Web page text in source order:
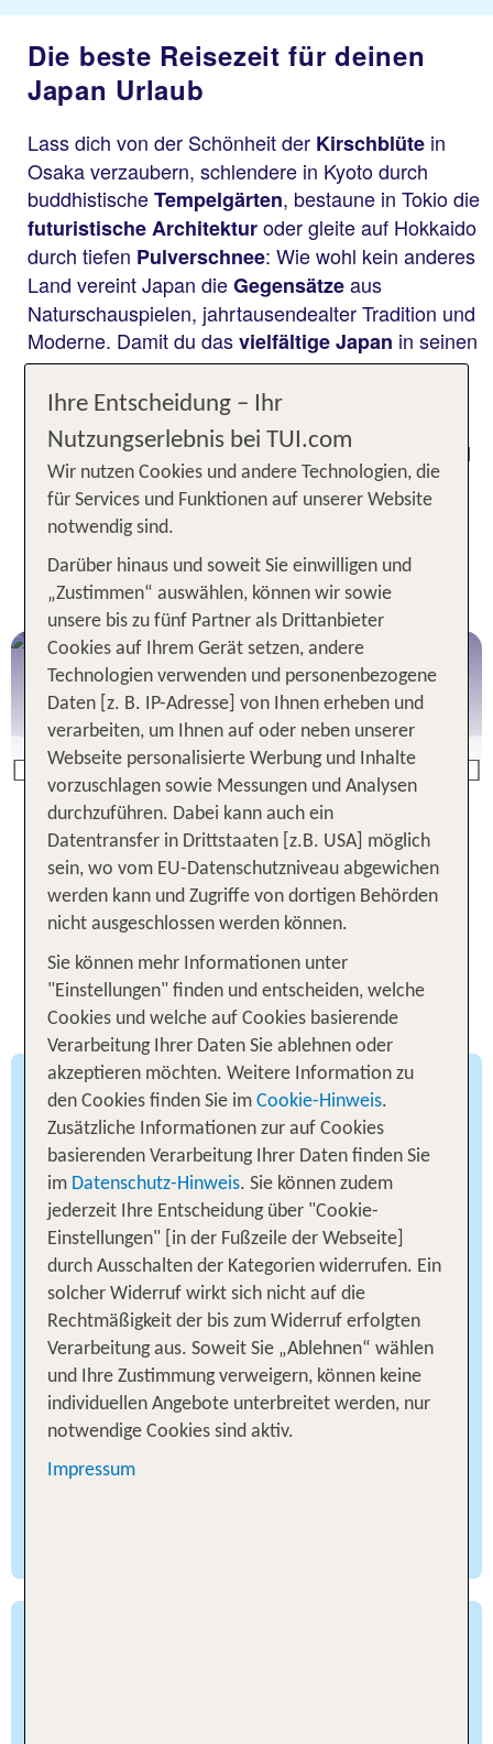
Die beste Reisezeit für deinen
Japan Urlaub
Lass dich von der Schönheit der Kirschblüte in
Osaka verzaubern, schlendere in Kyoto durch
buddhistischeTempelgärten, bestaune in Tokio die
futuristische Architekturoder gleite auf Hokkaido
durch tiefen Pulverschnee: Wie wohl kein anderes
Land vereint Japan dieGegensätzeaus
Naturschauspielen, jahrtausendealter Tradition und
Moderne. Damit du dasvielfältige Japan in seinen
schönsten Facetten erleben kannst, kommt es auf
denZeitpunktdeines Trips ins „Land der
aufgehenden Sonne“ an. Erfahre, welches die
beste Reisezeitfür den Japan Urlaub deiner Wahl
ist!
Dein direkter Weg zum perfekten
Japan Urlaub
Previous
Japan Urlaub
Zu den Angeboten
Tipps und Informationen zur
besten Reisezeit nach Japan
Japanische Klimavielfalt
Als Inselstaat im Pazifischen Ozean umfasst
Japan mehrere Klimazonen. Im Norden, etwa auf
Hokkaido, erwarten dich lange, schneereiche
Winter mit Temperaturen weit unter dem
Gefrierpunkt und recht milde, trockene Sommer.
Auf den zentral gelegenen Hauptinseln Honshu,
Shikoku und Kyushu herrscht feucht-
subtropisches Klima, das heiße, schwüle Sommer
und milde Winter mit sich bringt. Weiter
südwestlich, auf den Nansei-Inseln wie Okinawa,
findest du das ganze Jahr über eine hohe
Luftfeuchtigkeit und warme Temperaturen
vor. Auch Meeresströmungen wie der warme
Ihre Entscheidung – Ihr
Nutzungserlebnis bei TUI.com
Wir nutzen Cookies und andere Technologien, die
für Services und Funktionen auf unserer Website
notwendig sind.
Darüber hinaus und soweit Sie einwilligen und
„Zustimmen“ auswählen, können wir sowie
unsere bis zu fünf Partner als Drittanbieter
Cookies auf Ihrem Gerät setzen, andere
Technologien verwenden und personenbezogene
Daten [z. B. IP-Adresse] von Ihnen erheben und
verarbeiten, um Ihnen auf oder neben unserer
Webseite personalisierte Werbung und Inhalte
vorzuschlagen sowie Messungen und Analysen
durchzuführen. Dabei kann auch ein
Datentransfer in Drittstaaten [z.B. USA] möglich
sein, wo vom EU-Datenschutzniveau abgewichen
werden kann und Zugriffe von dortigen Behörden
nicht ausgeschlossen werden können.
Sie können mehr Informationen unter
"Einstellungen" finden und entscheiden, welche
Cookies und welche auf Cookies basierende
Verarbeitung Ihrer Daten Sie ablehnen oder
akzeptieren möchten. Weitere Information zu
den Cookies finden Sie im Cookie-Hinweis.
Zusätzliche Informationen zur auf Cookies
basierenden Verarbeitung Ihrer Daten finden Sie
im Datenschutz-Hinweis. Sie können zudem
jederzeit Ihre Entscheidung über "Cookie-
Einstellungen" [in der Fußzeile der Webseite]
durch Ausschalten der Kategorien widerrufen. Ein
solcher Widerruf wirkt sich nicht auf die
Rechtmäßigkeit der bis zum Widerruf erfolgten
Verarbeitung aus. Soweit Sie „Ablehnen“ wählen
und Ihre Zustimmung verweigern, können keine
individuellen Angebote unterbreitet werden, nur
notwendige Cookies sind aktiv.
Impressum